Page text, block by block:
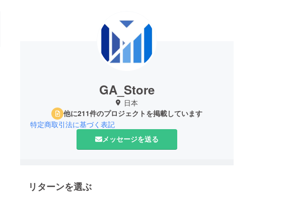
GA_Store
日本
他に211件のプロジェクトを掲載しています
特定商取引法に基づく表記
メッセージを送る
リターンを選ぶ